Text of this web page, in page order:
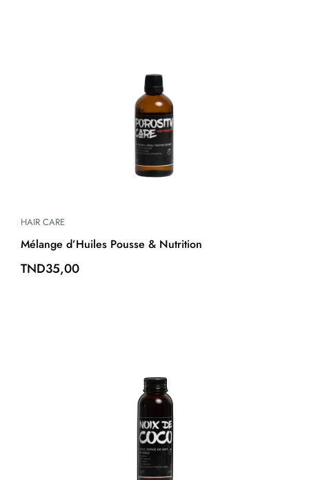
HAIR CARE
Mélange d’Huiles Pousse & Nutrition
TND35,00